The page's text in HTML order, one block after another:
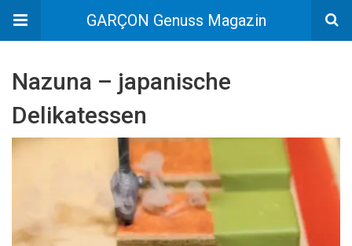
GARÇON Genuss Magazin
Nazuna – japanische
Delikatessen